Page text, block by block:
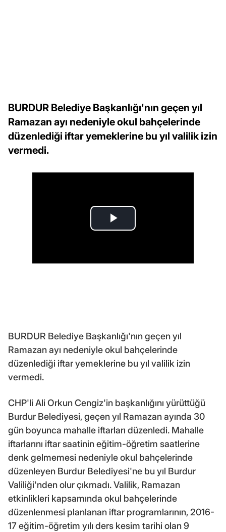
BURDUR Belediye Başkanlığı'nın geçen yıl
Ramazan ayı nedeniyle okul bahçelerinde
düzenlediği iftar yemeklerine bu yıl valilik izin
vermedi.
BURDUR Belediye Başkanlığı'nın geçen yıl
Ramazan ayı nedeniyle okul bahçelerinde
düzenlediği iftar yemeklerine bu yıl valilik izin
vermedi.
CHP'li Ali Orkun Cengiz'in başkanlığını yürüttüğü
Burdur Belediyesi, geçen yıl Ramazan ayında 30
gün boyunca mahalle iftarları düzenledi. Mahalle
iftarlarını iftar saatinin eğitim-öğretim saatlerine
denk gelmemesi nedeniyle okul bahçelerinde
düzenleyen Burdur Belediyesi'ne bu yıl Burdur
Valiliği'nden olur çıkmadı. Valilik, Ramazan
etkinlikleri kapsamında okul bahçelerinde
düzenlenmesi planlanan iftar programlarının, 2016-
17 eğitim-öğretim yılı ders kesim tarihi olan 9